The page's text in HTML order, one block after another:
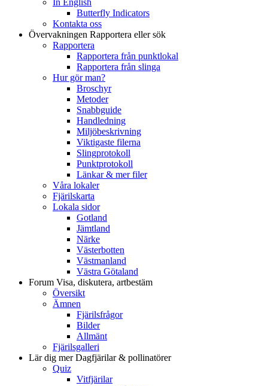
Butterfly Indicators
Kontakta oss
Övervakningen Rapportera eller sök
Rapportera
Rapportera från punktlokal
Rapportera från slinga
Hur gör man?
Broschyr
Metoder
Snabbguide
Handledning
Miljöbeskrivning
Viktigaste filerna
Slingprotokoll
Punktprotokoll
Länkar & mer filer
Våra lokaler
Fjärilskarta
Lokala sidor
Gotland
Jämtland
Närke
Västerbotten
Västmanland
Västra Götaland
Forum Visa, diskutera, artbestäm
Översikt
Ämnen
Fjärilsfrågor
Bilder
Allmänt
Fjärilsgalleri
Lär dig merDagfjärilar & pollinatörer
Quiz
Vitfjärilar